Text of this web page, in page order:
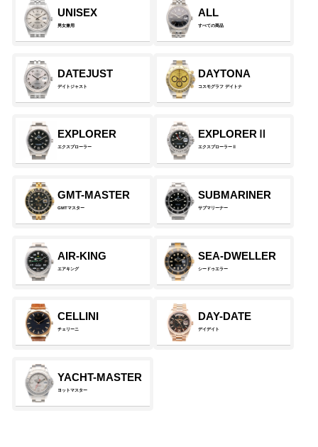
UNISEX
男女兼用
ALL
すべての商品
DATEJUST
デイトジャスト
DAYTONA
コスモグラフ デイトナ
EXPLORER
エクスプローラー
EXPLORERⅡ
エクスプローラーⅡ
GMT-MASTER
GMTマスター
SUBMARINER
サブマリーナー
AIR-KING
エアキング
SEA-DWELLER
シードゥエラー
CELLINI
チェリーニ
DAY-DATE
デイデイト
YACHT-MASTER
ヨットマスター